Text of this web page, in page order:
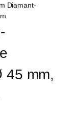
45 mm,